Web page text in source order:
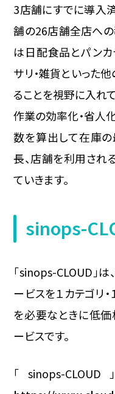
3店舗にすでに導入
舗の26店舗全店へ
は日配食品とパンカ
サリ・雑貨といった
ることを視野に入れ
作業の効率化・省人
数を算出して在庫の
長、店舗を利用され
ていきます。
sinops-
「sinops-CLOUD」
ービスを１カテゴリ
を必要なときに低価
ービスです。
「sinops-